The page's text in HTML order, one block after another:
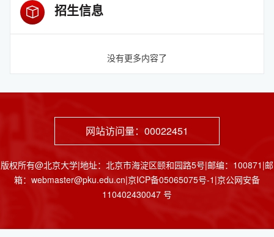
招生信息
没有更多内容了
网站访问量： 00022451
版权所有@北京大学|地址：北京市海淀区颐和园路5号|邮编：100871|邮
箱：webmaster@pku.edu.cn|京ICP备05065075号-1|京公网安备
110402430047 号